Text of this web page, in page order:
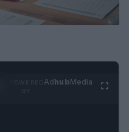
AdhubMedia